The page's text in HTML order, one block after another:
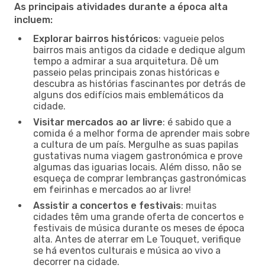
As principais atividades durante a época alta
incluem:
Explorar bairros históricos: vagueie pelos
bairros mais antigos da cidade e dedique algum
tempo a admirar a sua arquitetura. Dê um
passeio pelas principais zonas históricas e
descubra as histórias fascinantes por detrás de
alguns dos edifícios mais emblemáticos da
cidade.
Visitar mercados ao ar livre: é sabido que a
comida é a melhor forma de aprender mais sobre
a cultura de um país. Mergulhe as suas papilas
gustativas numa viagem gastronómica e prove
algumas das iguarias locais. Além disso, não se
esqueça de comprar lembranças gastronómicas
em feirinhas e mercados ao ar livre!
Assistir a concertos e festivais: muitas
cidades têm uma grande oferta de concertos e
festivais de música durante os meses de época
alta. Antes de aterrar em Le Touquet, verifique
se há eventos culturais e música ao vivo a
decorrer na cidade.